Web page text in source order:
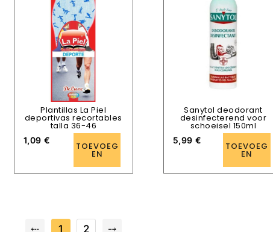
Plantillas La Piel
deportivas recortables
talla 36-46
1,09€
TOEVOEG
EN
Sanytol deodorant
desinfecterend voor
schoeisel 150ml
5,99€
TOEVOEG
EN
⤎ 1 2 ⤍